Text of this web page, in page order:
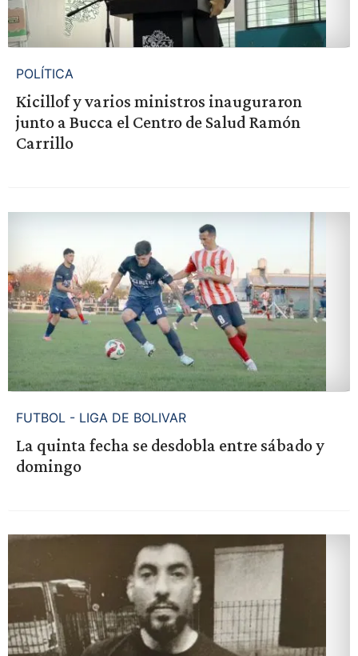
POLÍTICA
Kicillof y varios ministros inauguraron
junto a Bucca el Centro de Salud Ramón
Carrillo
FUTBOL - LIGA DE BOLIVAR
La quinta fecha se desdobla entre sábado y
domingo